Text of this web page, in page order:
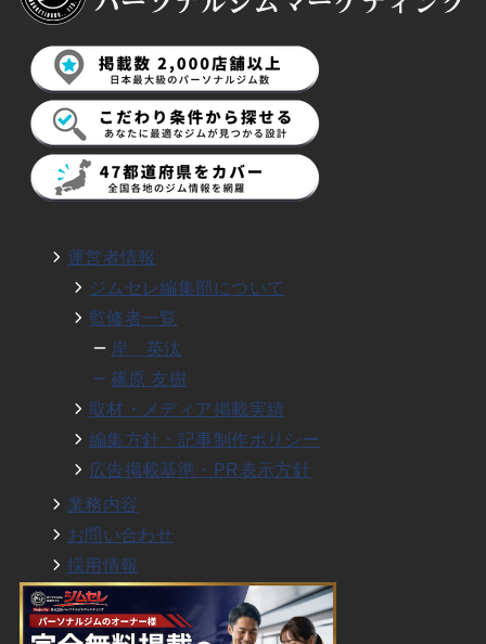
運営者情報
ジムセレ編集部について
監修者一覧
岸 英汰
篠原 友樹
取材・メディア掲載実績
編集方針・記事制作ポリシー
広告掲載基準・PR表示方針
業務内容
お問い合わせ
採用情報